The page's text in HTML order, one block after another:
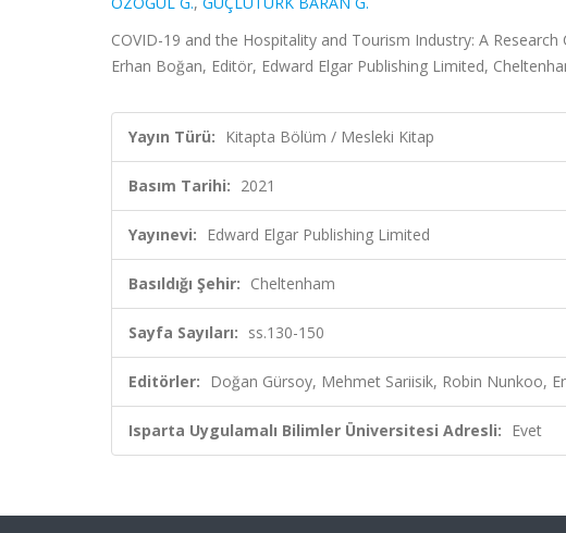
COVID-19 and the Hospitality and Tourism Industry: A
Erhan Boğan, Editör, Edward Elgar Publishing Limited,
Yayın Türü: Kitapta Bölüm / Mesleki Kitap
Basım Tarihi: 2021
Yayınevi: Edward Elgar Publishing Limited
Basıldığı Şehir: Cheltenham
Sayfa Sayıları: ss.130-150
Editörler: Doğan Gürsoy, Mehmet Sariisik, Robin Nunkoo,
Isparta Uygulamalı Bilimler Üniversitesi Adresli: Evet